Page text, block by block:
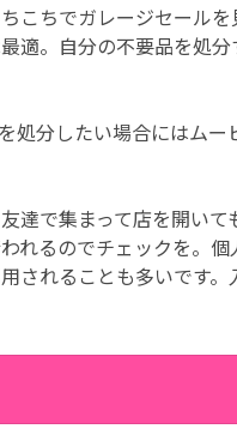
こちでガレージセール
適。自分の不要品を処
分したい場合にはムー
達で集まって店を開い
れるのでチェックを。
されることも多いです